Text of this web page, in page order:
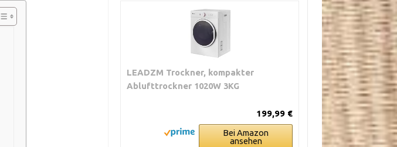
LEADZM Trockner, kompakter
Ablufttrockner 1020W 3KG
199,99 €
Bei Amazon
ansehen